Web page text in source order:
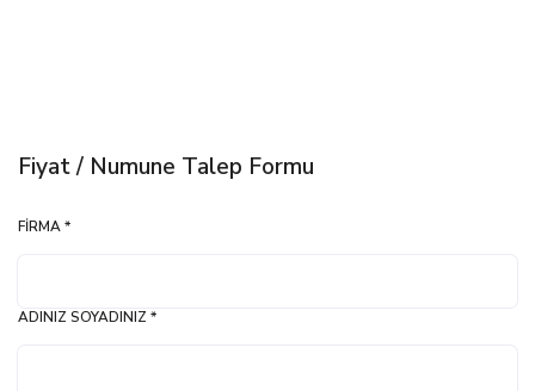
Fiyat / Numune Talep Formu
FIRMA *
ADINIZ SOYADINIZ *